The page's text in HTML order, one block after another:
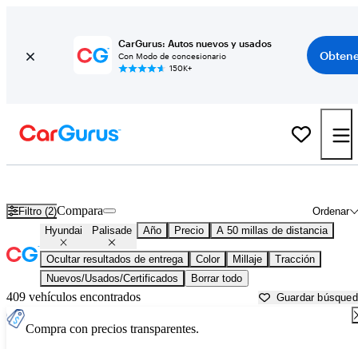
CarGurus: Autos nuevos y usados
Con Modo de concesionario
150K+
Filtro (2) Ordenar
Compara
Hyundai Palisade Año Precio A 50 millas de distancia
Ocultar resultados de entrega Color Millaje
Tracción
Nuevos/Usados/Certificados
Borrar todo
409 vehículos encontrados Guardar
Compra con precios transparentes.